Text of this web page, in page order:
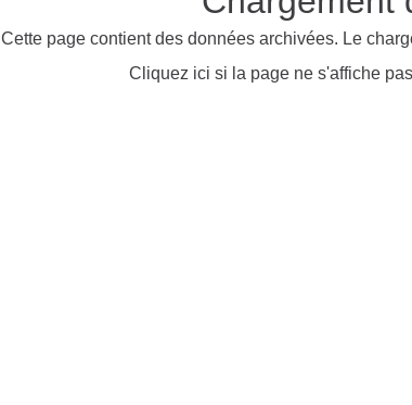
Cette page contient des données archivées. Le
Cliquez ici si la page ne s'affiche